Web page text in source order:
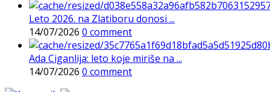
Leto 2026. na Zlatiboru donosi ...
14/07/2026 0 comment
Ada Ciganlija: leto koje miriše na ...
14/07/2026 0 comment